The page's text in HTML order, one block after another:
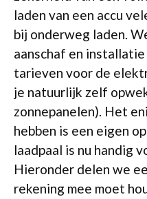
laden van een accu
bij onderweg laden.
aanschaf en installatie
tarieven voor de
je natuurlijk zelf
zonnepanelen). Het
hebben is een eigen
laadpaal is nu handig
Hieronder delen we
rekening mee moet